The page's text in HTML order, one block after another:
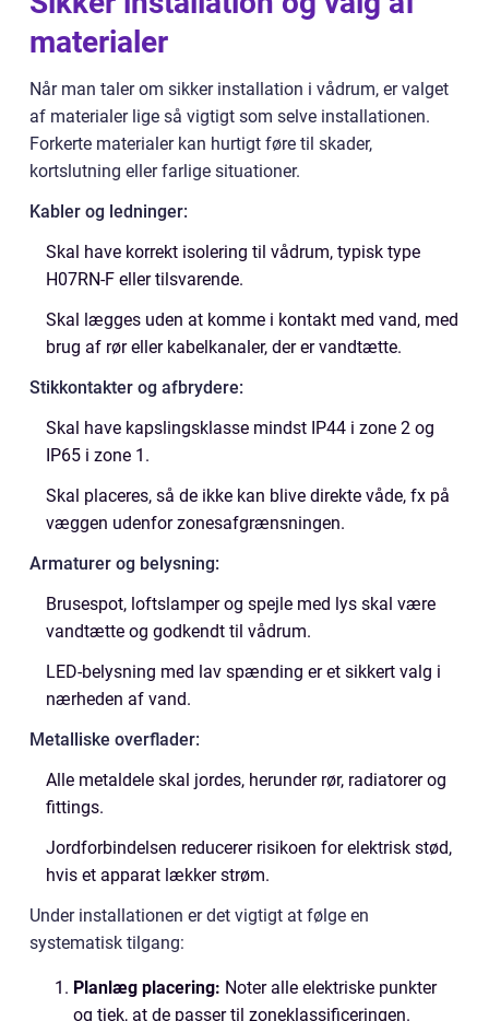
materialer
Når man taler om sikker installation i vådrum, er valget
af materialer lige så vigtigt som selve installationen.
Forkerte materialer kan hurtigt føre til skader,
kortslutning eller farlige situationer.
Kabler og ledninger:
Skal have korrekt isolering til vådrum, typisk type
H07RN-F eller tilsvarende.
Skal lægges uden at komme i kontakt med vand, med
brug af rør eller kabelkanaler, der er vandtætte.
Stikkontakter og afbrydere:
Skal have kapslingsklasse mindst IP44 i zone 2 og
IP65 i zone 1.
Skal placeres, så de ikke kan blive direkte våde, fx på
væggen udenfor zonesafgrænsningen.
Armaturer og belysning:
Brusespot, loftslamper og spejle med lys skal være
vandtætte og godkendt til vådrum.
LED-belysning med lav spænding er et sikkert valg i
nærheden af vand.
Metalliske overflader:
Alle metaldele skal jordes, herunder rør, radiatorer og
fittings.
Jordforbindelsen reducerer risikoen for elektrisk stød,
hvis et apparat lækker strøm.
Under installationen er det vigtigt at følge en
systematisk tilgang:
Planlæg placering: Noter alle elektriske punkter
og tjek, at de passer til zoneklassificeringen.